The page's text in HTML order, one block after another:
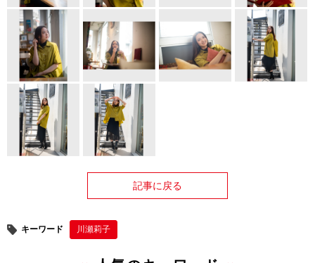
記事に戻る
キーワード 川瀬莉子